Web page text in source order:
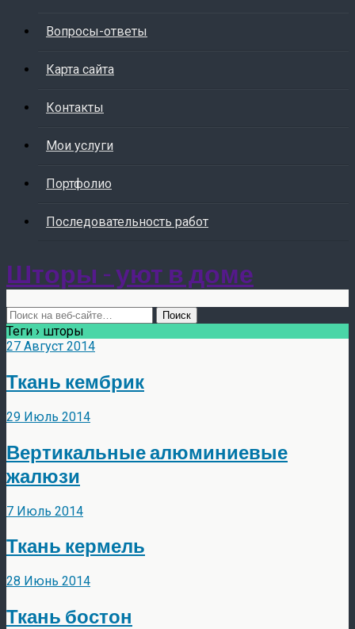
Вопросы-ответы
Карта сайта
Контакты
Мои услуги
Портфолио
Последовательность работ
Шторы - уют в доме
Теги › шторы
27 Август 2014
Ткань кембрик
29 Июль 2014
Вертикальные алюминиевые
жалюзи
7 Июль 2014
Ткань кермель
28 Июнь 2014
Ткань бостон